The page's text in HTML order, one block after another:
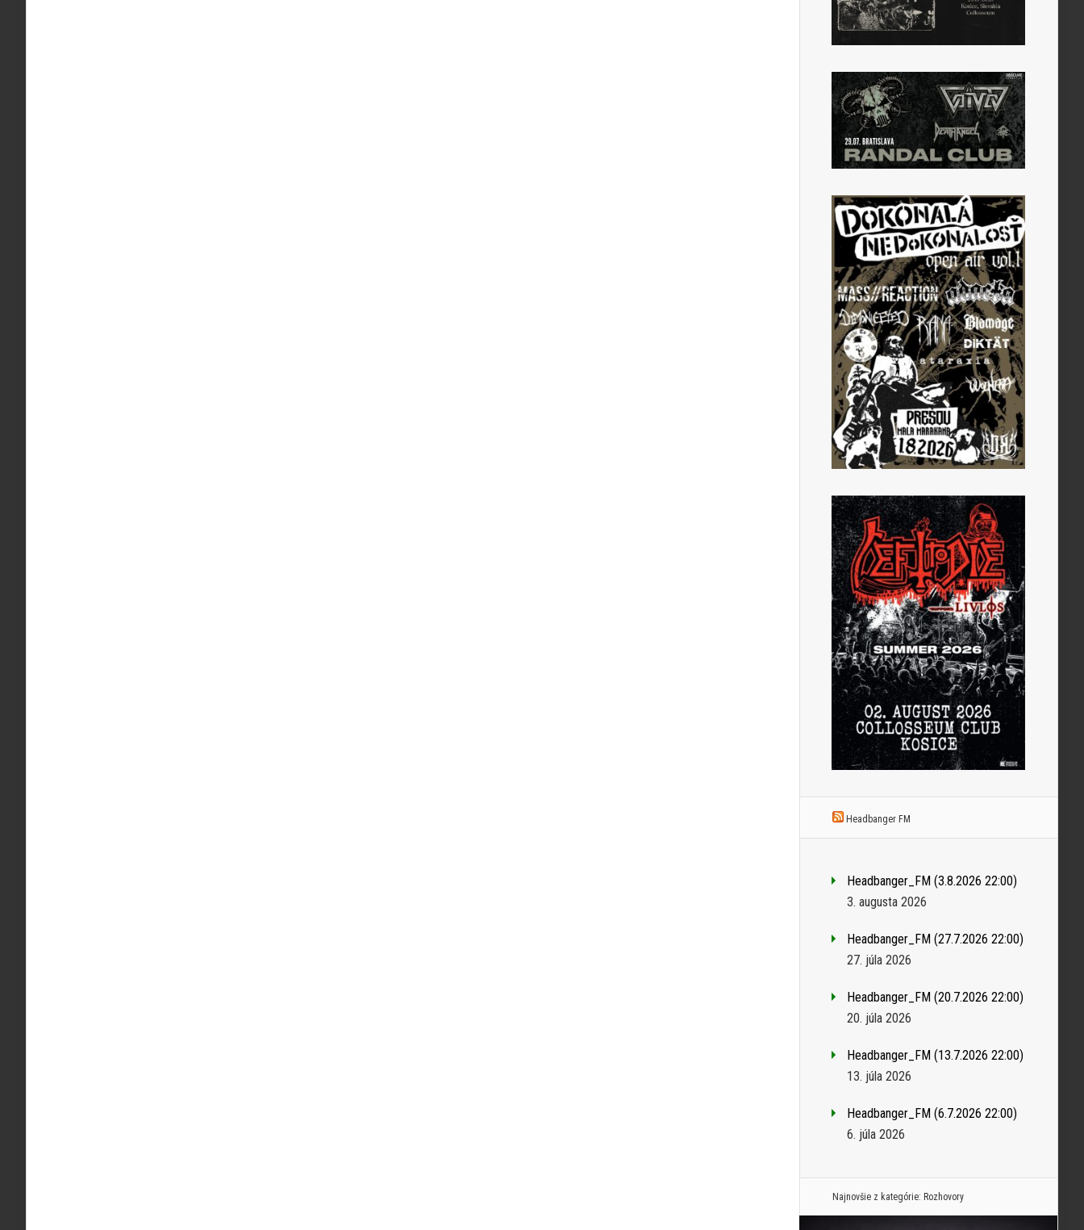
Headbanger FM
Headbanger_FM (3.8.2026 22:00)
3. augusta 2026
Headbanger_FM (27.7.2026 22:00)
27. júla 2026
Headbanger_FM (20.7.2026 22:00)
20. júla 2026
Headbanger_FM (13.7.2026 22:00)
13. júla 2026
Headbanger_FM (6.7.2026 22:00)
6. júla 2026
Najnovšie z kategórie: Rozhovory